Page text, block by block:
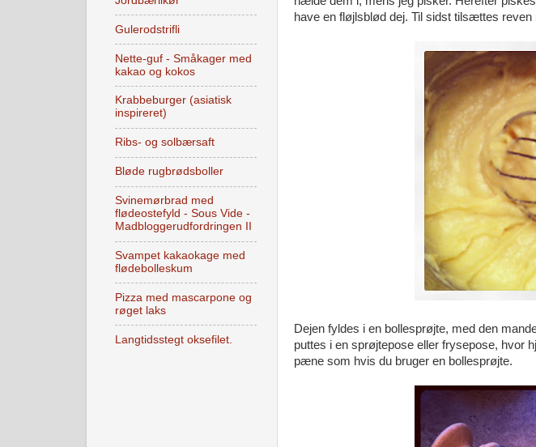
have en fløjlsblød dej. Til sidst tilsættes reven
Dejen fyldes i en bollesprøjte, med den
puttes i en sprøjtepose eller frysepose, hvor
pæne som hvis du bruger en bollesprøjte.
Gulerodstrifli
Nette-guf - Småkager med
kakao og kokos
Krabbeburger (asiatisk
inspireret)
Ribs- og solbærsaft
Bløde rugbrødsboller
Svinemørbrad med
flødeostefyld - Sous Vide -
Madbloggerudfordringen II
Svampet kakaokage med
flødebolleskum
Pizza med mascarpone og
røget laks
Langtidsstegt oksefilet.